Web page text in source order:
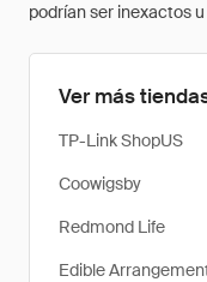
podrían ser inexactos
Ver más
TP-Link ShopUS
Coowigsby
Redmond Life
Edible